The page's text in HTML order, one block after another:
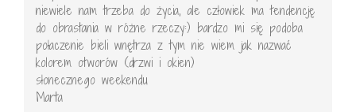
niewiele nam trzeba do życia, ale człowiek ma tendencję
do obrastania w różne rzeczy:) bardzo mi się podoba
połaczenie bieli wnętrza z tym nie wiem jak nazwać
kolorem otworów (drzwi i okien)
słonecznego weekendu
Marta